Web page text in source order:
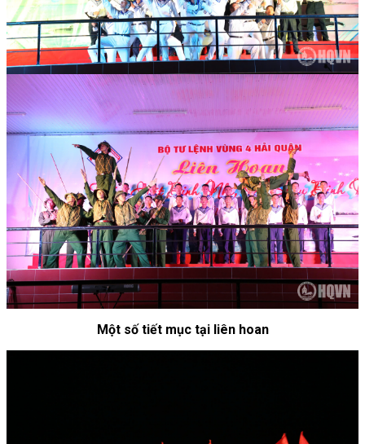
Một số tiết mục tại liên hoan